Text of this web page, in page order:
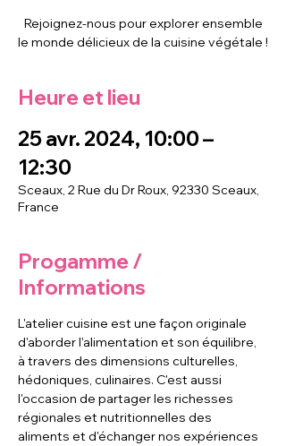
Rejoignez-nous pour explorer ensemble
le monde délicieux de la cuisine végétale !
Heure et lieu
25 avr. 2024, 10:00 –
12:30
Sceaux, 2 Rue du Dr Roux, 92330 Sceaux,
France
Progamme /
Informations
L'atelier cuisine est une façon originale
d'aborder l'alimentation et son équilibre,
à travers des dimensions culturelles,
hédoniques, culinaires. C'est aussi
l'occasion de partager les richesses
régionales et nutritionnelles des
aliments et d'échanger nos expériences